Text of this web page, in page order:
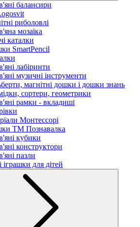
балансири
риболовлі
мозаїка
каталки
SmartPencil
лабіринти
музичні інструменти
магнітні дошки і дошки знань
сортери, геометрики
рамки - вкладиші
Монтессорі
ТМ Познавалка
кубики
конструктори
пазли
іграшки для дітей